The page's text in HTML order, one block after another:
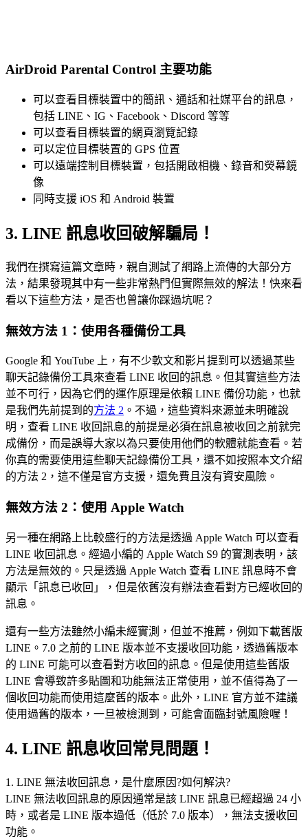
AirDroid Parental Control 主要功能
可以查看目標裝置中的簡訊、通話和社媒平台的訊息，
包括 LINE、IG、Facebook、Discord 等等
可以查看目標裝置的網頁瀏覽記錄
可以定位目標裝置的 GPS 位置
可以遠端控制目標裝置，包括開啟相機、錄音和熒幕鏡
像
同時支援 iOS 和 Android 裝置
3. LINE 訊息收回破解騙局！
我們在撰寫這篇文章時，親自測試了網路上流傳的大部分方
法，結果發現其中有一些非常熱門但實際無效的解法！快來看
看以下這些方法，是否也曾讓你踩過坑呢？
無效方法 1：使用各種備份工具
Google 和 YouTube 上，有不少軟文和影片提到可以透過某些
聊天記錄備份工具來查看 LINE 收回的訊息。但其實這些方法
並不可行，因為它們的運作原理是依賴 LINE 備份功能，也就
是我們先前提到的方法 2 。不過，這些資料來源並未明確說
明，查看 LINE 收回訊息的前提是必須在訊息被收回之前就完
成備份，而是誤導大家以為只要使用他們的軟體就能查看。若
你真的需要使用這些聊天記錄備份工具，還不如按照本文介紹
的方法 2，這不僅是官方支援，還免費且沒有資安風險。
無效方法 2：使用 Apple Watch
另一種在網路上比較盛行的方法是透過 Apple Watch 可以查看
LINE 收回訊息。經過小編的 Apple Watch S9 的實測表明，該
方法是無效的。只是透過 Apple Watch 查看 LINE 訊息時不會
顯示「訊息已收回」，但是依舊沒有辦法查看對方已經收回的
訊息。
還有一些方法雖然小編未經實測，但並不推薦，例如下載舊版
LINE。7.0 之前的 LINE 版本並不支援收回功能，透過舊版本
的 LINE 可能可以查看對方收回的訊息。但是使用這些舊版
LINE 會導致許多貼圖和功能無法正常使用，並不值得為了一
個收回功能而使用這麼舊的版本。此外，LINE 官方並不建議
使用過舊的版本，一旦被檢測到，可能會面臨封號風險喔！
4. LINE 訊息收回常見問題！
1. LINE 無法收回訊息，是什麼原因?如何解決?
LINE 無法收回訊息的原因通常是該 LINE 訊息已經超過 24 小
時，或者是 LINE 版本過低（低於 7.0 版本），無法支援收回
功能。